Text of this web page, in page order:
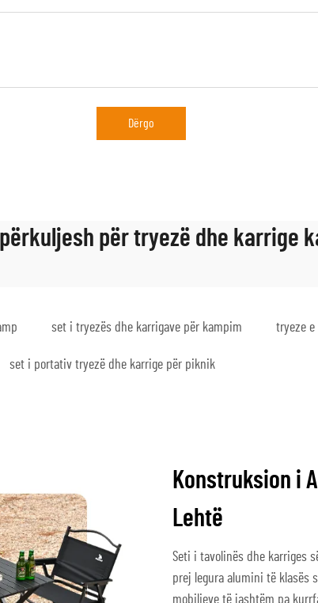
Dërgo
për tryezë dhe karrige
set i tryezës dhe karrigave për kampim tryeze
set i portativ tryezë dhe karrige për piknik
Konstruksion i
Lehtë
Seti i tavolinës dhe karriges
prej legura alumini të klasës
mobilieve të jashtëm pa